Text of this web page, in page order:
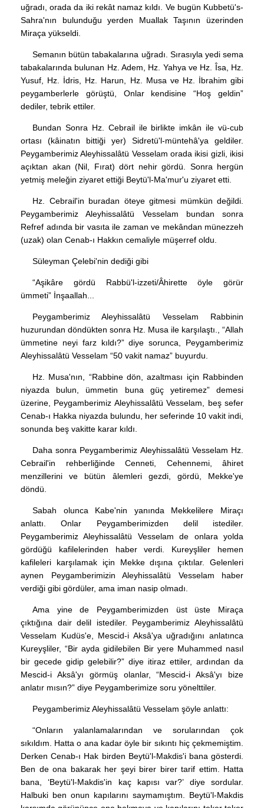
uğradı, orada da iki rekât namaz kıldı. Ve bugün Kubbetü's-
Sahra'nın bulunduğu yerden Muallak Taşının üzerinden
Miraça yükseldi.
Semanın bütün tabakalarına uğradı. Sırasıyla yedi sema
tabakalarında bulunan Hz. Adem, Hz. Yahya ve Hz. Îsa, Hz.
Yusuf, Hz. İdris, Hz. Harun, Hz. Musa ve Hz. İbrahim gibi
peygamberlerle görüştü, Onlar kendisine “Hoş geldin”
dediler, tebrik ettiler.
Bundan Sonra Hz. Cebrail ile birlikte imkân ile vü-cub
ortası (kâinatın bittiği yer) Sidretü'l-müntehâ'ya geldiler.
Peygamberimiz Aleyhissalâtü Vesselam orada ikisi gizli, ikisi
açıktan akan (Nil, Fırat) dört nehir gördü. Sonra hergün
yetmiş meleğin ziyaret ettiği Beytü'l-Ma'mur'u ziyaret etti.
Hz. Cebrail'in buradan öteye gitmesi mümkün değildi.
Peygamberimiz Aleyhissalâtü Vesselam bundan sonra
Refref adında bir vasıta ile zaman ve mekândan münezzeh
(uzak) olan Cenab-ı Hakkın cemaliyle müşerref oldu.
Süleyman Çelebi'nin dediği gibi
“Aşikâre gördü Rabbü'l-izzeti/Âhirette öyle görür
ümmeti” İnşaallah...
Peygamberimiz Aleyhissalâtü Vesselam Rabbinin
huzurundan döndükten sonra Hz. Musa ile karşılaştı., “Allah
ümmetine neyi farz kıldı?” diye sorunca, Peygamberimiz
Aleyhissalâtü Vesselam “50 vakit namaz” buyurdu.
Hz. Musa'nın, “Rabbine dön, azaltması için Rabbinden
niyazda bulun, ümmetin buna güç yetiremez” demesi
üzerine, Peygamberimiz Aleyhissalâtü Vesselam, beş sefer
Cenab-ı Hakka niyazda bulundu, her seferinde 10 vakit indi,
sonunda beş vakitte karar kıldı.
Daha sonra Peygamberimiz Aleyhissalâtü Vesselam Hz.
Cebrail'in rehberliğinde Cenneti, Cehennemi, âhiret
menzillerini ve bütün âlemleri gezdi, gördü, Mekke'ye
döndü.
Sabah olunca Kabe'nin yanında Mekkelilere Miraçı
anlattı. Onlar Peygamberimizden delil istediler.
Peygamberimiz Aleyhissalâtü Vesselam de onlara yolda
gördüğü kafilelerinden haber verdi. Kureyşliler hemen
kafileleri karşılamak için Mekke dışına çıktılar. Gelenleri
aynen Peygamberimizin Aleyhissalâtü Vesselam haber
verdiği gibi gördüler, ama iman nasip olmadı.
Ama yine de Peygamberimizden üst üste Miraça
çıktığına dair delil istediler. Peygamberimiz Aleyhissalâtü
Vesselam Kudüs'e, Mescid-i Aksâ'ya uğradığını anlatınca
Kureyşliler, “Bir ayda gidilebilen Bir yere Muhammed nasıl
bir gecede gidip gelebilir?” diye itiraz ettiler, ardından da
Mescid-i Aksâ'yı görmüş olanlar, “Mescid-i Aksâ'yı bize
anlatır mısın?” diye Peygamberimize soru yönelttiler.
Peygamberimiz Aleyhissalâtü Vesselam şöyle anlattı:
“Onların yalanlamalarından ve sorularından çok
sıkıldım. Hatta o ana kadar öyle bir sıkıntı hiç çekmemiştim.
Derken Cenab-ı Hak birden Beytü'l-Makdis'i bana gösterdi.
Ben de ona bakarak her şeyi birer birer tarif ettim. Hatta
bana, ‘Beytü'l-Makdis'in kaç kapısı var?’ diye sordular.
Halbuki ben onun kapılarını saymamıştım. Beytü'l-Makdis